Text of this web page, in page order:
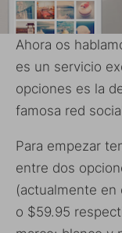
Ahora os
es un servicio
opciones es la
famosa red
Para empezar
entre dos
(actualmente
o $59.95